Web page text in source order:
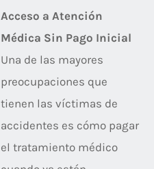
Acceso a Atención
Médica Sin Pago Inicial
Una de las mayores
preocupaciones que
tienen las víctimas de
accidentes es cómo pagar
el tratamiento médico